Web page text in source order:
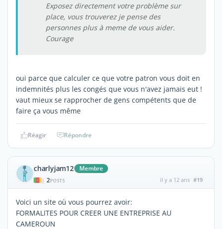
Exposez directement votre problème sur
place, vous trouverez je pense des
personnes plus à meme de vous aider.
Courage
oui parce que calculer ce que votre patron vous doit en
indemnités plus les congés que vous n'avez jamais eut !
vaut mieux se rapprocher de gens compétents que de
faire ça vous même
Réagir Répondre
charlyjam12 Membre
| 2POSTS il y a 12 ans #19
Voici un site où vous pourrez avoir:
FORMALITES POUR CREER UNE ENTREPRISE AU
CAMEROUN